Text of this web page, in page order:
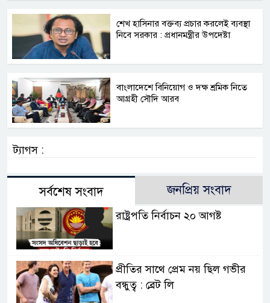
শেখ হাসিনার বক্তব্য প্রচার করলেই ব্যবস্থা
নিবে সরকার : প্রধানমন্ত্রীর উপদেষ্টা
বাংলাদেশে বিনিয়োগ ও দক্ষ শ্রমিক নিতে
আগ্রহী সৌদি আরব
ট্যাগস :
সর্বশেষ সংবাদ জনপ্রিয় সংবাদ
রাষ্ট্রপতি নির্বাচন ২০ আগষ্ট
প্রীতির সাথে প্রেম নয় ছিল গভীর
বন্ধুত্ব : ব্রেট লি